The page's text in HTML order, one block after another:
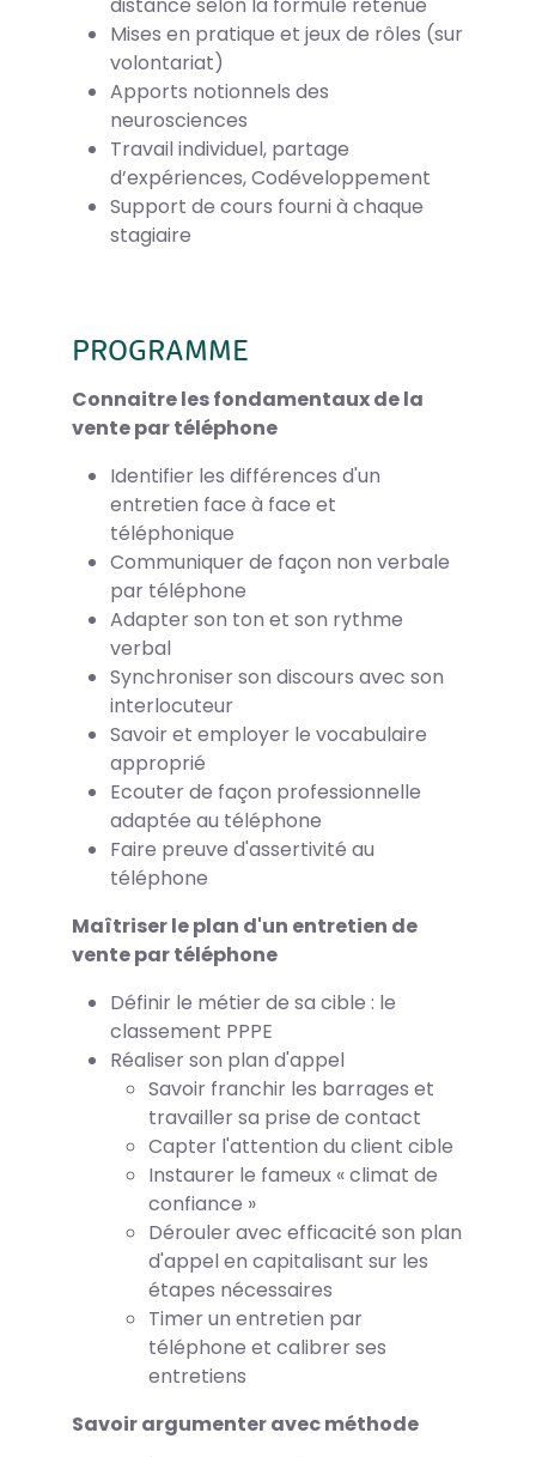
Mises en pratique et jeux de rôles (sur
volontariat)
Apports notionnels des
neurosciences
Travail individuel, partage
d’expériences, Codéveloppement
Support de cours fourni à chaque
stagiaire
PROGRAMME
Connaitre les fondamentaux de la
vente par téléphone
Identifier les différences d'un
entretien face à face et
téléphonique
Communiquer de façon non verbale
par téléphone
Adapter son ton et son rythme
verbal
Synchroniser son discours avec son
interlocuteur
Savoir et employer le vocabulaire
approprié
Ecouter de façon professionnelle
adaptée au téléphone
Faire preuve d'assertivité au
téléphone
Maîtriser le plan d'un entretien de
vente par téléphone
Définir le métier de sa cible : le
classement PPPE
Réaliser son plan d'appel
Savoir franchir les barrages et
travailler sa prise de contact
Capter l'attention du client cible
Instaurer le fameux « climat de
confiance »
Dérouler avec efficacité son plan
d'appel en capitalisant sur les
étapes nécessaires
Timer un entretien par
téléphone et calibrer ses
entretiens
Savoir argumenter avec méthode